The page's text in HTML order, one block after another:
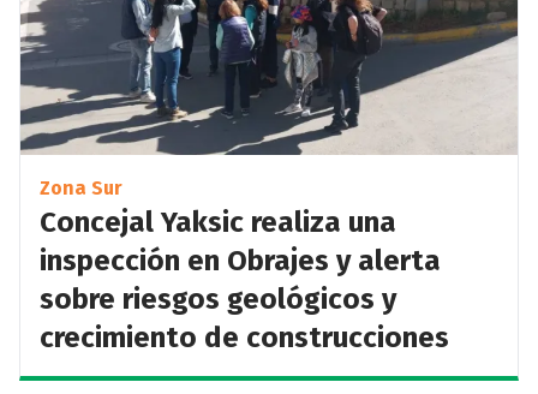
Zona Sur
Concejal Yaksic realiza una
inspección en Obrajes y alerta
sobre riesgos geológicos y
crecimiento de construcciones